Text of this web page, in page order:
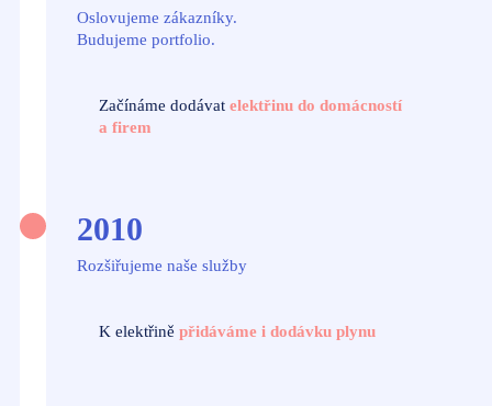
Začínáme dodávat elektřinu do domácností
a firem
Oslovujeme zákazníky.
Budujeme portfolio.
K elektřině přidáváme i dodávku plynu
2010
Rozšiřujeme naše služby